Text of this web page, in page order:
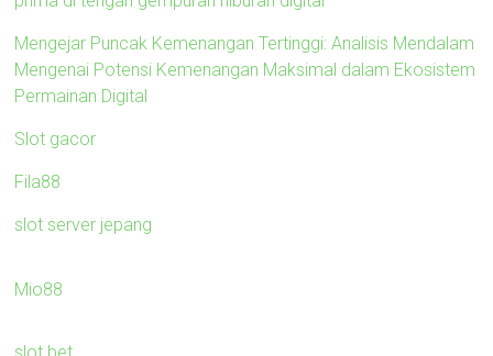
Mengejar Puncak Kemenangan Tertinggi: Analisis Mendalam
Mengenai Potensi Kemenangan Maksimal dalam Ekosistem
Permainan Digital
Slot gacor
Fila88
slot server jepang
Mio88
slot bet